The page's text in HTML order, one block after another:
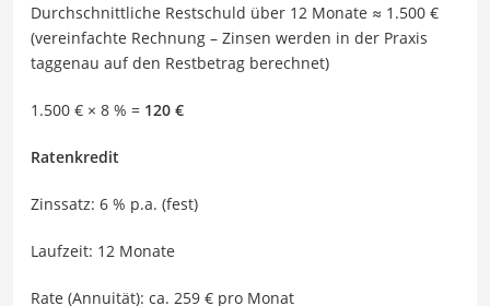
Durchschnittliche Restschuld über 12 Monate ≈ 1.500 €
(vereinfachte Rechnung – Zinsen werden in der Praxis
taggenau auf den Restbetrag berechnet)
1.500 € × 8 % = 120 €
Ratenkredit
Zinssatz: 6 % p.a. (fest)
Laufzeit: 12 Monate
Rate (Annuität): ca. 259 € pro Monat